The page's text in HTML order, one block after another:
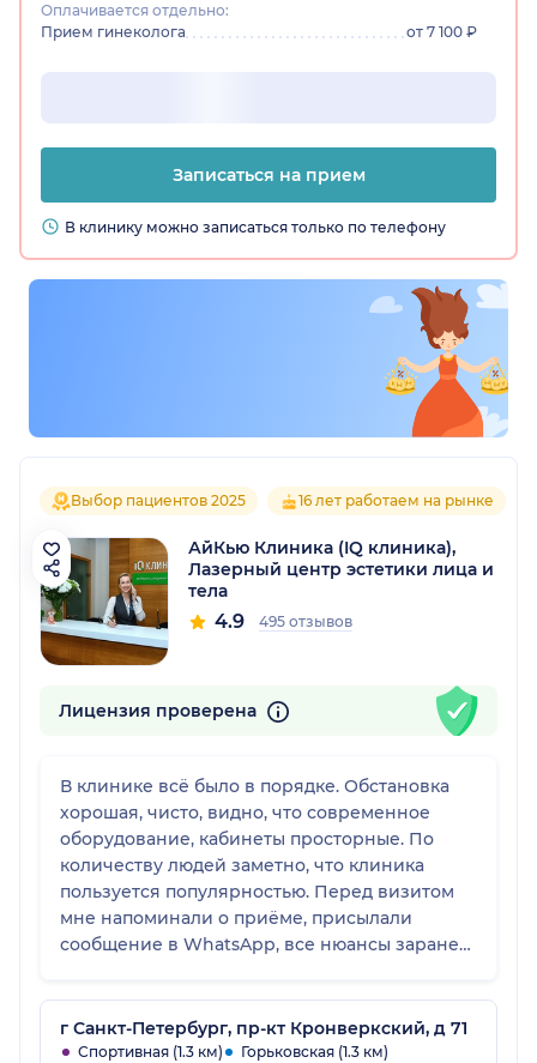
Оплачивается отдельно:
Прием гинеколога
от 7 100 ₽
Записаться на прием
В клинику можно записаться только по телефону
Выбор пациентов 2025 16 лет работаем на рынке
АйКью Клиника (IQ клиника),
Лазерный центр эстетики лица и
тела
4.9 495 отзывов
Лицензия проверена
В клинике всё было в порядке. Обстановка
хорошая, чисто, видно, что современное
оборудование, кабинеты просторные. По
количеству людей заметно, что клиника
пользуется популярностью. Перед визитом
мне напоминали о приёме, присылали
сообщение в WhatsApp, все нюансы заранее
высшего балла.
г Санкт-Петербург, пр-кт Кронверкский, д 71
Спортивная (1.3 км)
Горьковская (1.3 км)